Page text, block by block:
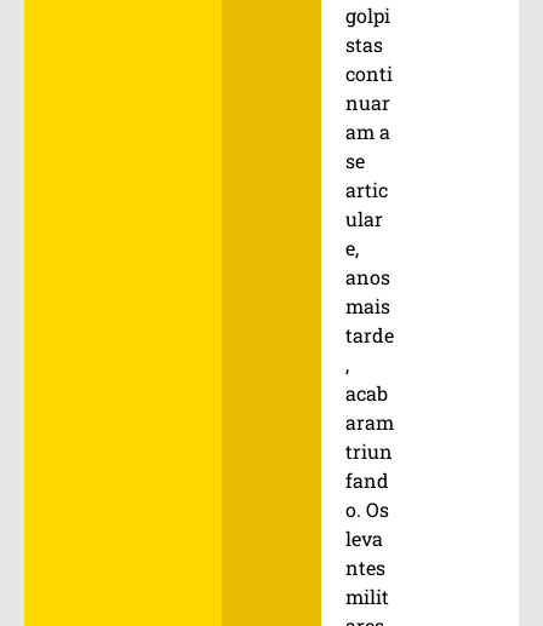
golpi
stas
conti
nuar
am a
se
artic
ular
e,
anos
mais
tarde
,
acab
aram
triun
fand
o. Os
leva
ntes
milit